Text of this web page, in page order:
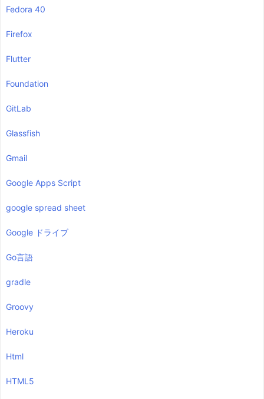
Fedora 40
Firefox
Flutter
Foundation
GitLab
Glassfish
Gmail
Google Apps Script
google spread sheet
Google ドライブ
Go言語
gradle
Groovy
Heroku
Html
HTML5